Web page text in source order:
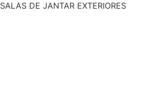
SALAS DE JANTAR EXTERIORES